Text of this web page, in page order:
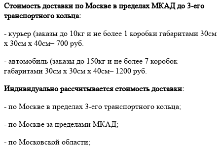
Стоимость доставки по Москве в пределах МКАД до 3-его
транспортного кольца:
- курьер (заказы до 10кг и не более 1 коробки габаритами 30см
х 30см х 40см– 700 руб.
- автомобиль (заказы до 150кг и не более 7 коробок
габаритами 30см х 30см х 40см– 1200 руб.
Индивидуально рассчитывается стоимость доставки:
- по Москве в пределах 3-его транспортного кольца;
- по Москве за пределами МКАД;
- по Московской области;